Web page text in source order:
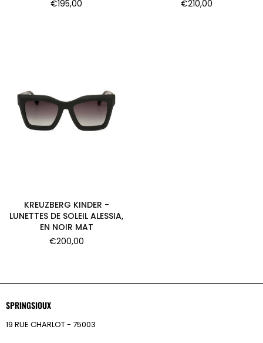
Prix
€195,00
Prix
€210,00
KREUZBERG KINDER -
LUNETTES DE SOLEIL ALESSIA,
EN NOIR MAT
Prix
€200,00
SPRINGSIOUX
19 RUE CHARLOT - 75003